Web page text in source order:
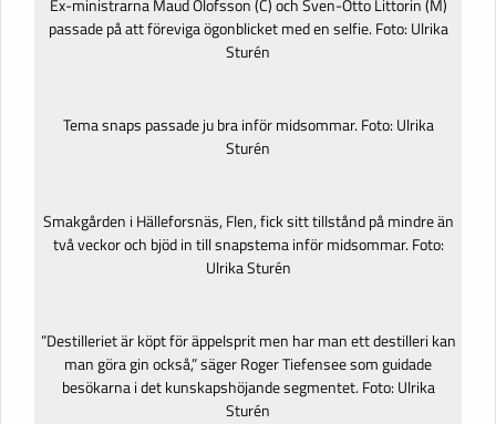
Ex-ministrarna Maud Olofsson (C) och Sven-Otto Littorin (M)
passade på att föreviga ögonblicket med en selfie. Foto: Ulrika
Sturén
Tema snaps passade ju bra inför midsommar. Foto: Ulrika
Sturén
Smakgården i Hälleforsnäs, Flen, fick sitt tillstånd på mindre än
två veckor och bjöd in till snapstema inför midsommar. Foto:
Ulrika Sturén
”Destilleriet är köpt för äppelsprit men har man ett destilleri kan
man göra gin också,” säger Roger Tiefensee som guidade
besökarna i det kunskapshöjande segmentet. Foto: Ulrika
Sturén